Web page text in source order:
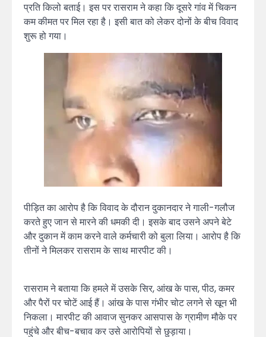
प्रति किलो बताई। इस पर रासराम ने कहा कि दूसरे गांव में चिकन
कम कीमत पर मिल रहा है। इसी बात को लेकर दोनों के बीच विवाद
शुरू हो गया।
पीड़ित का आरोप है कि विवाद के दौरान दुकानदार ने गाली-गलौज
करते हुए जान से मारने की धमकी दी। इसके बाद उसने अपने बेटे
और दुकान में काम करने वाले कर्मचारी को बुला लिया। आरोप है कि
तीनों ने मिलकर रासराम के साथ मारपीट की।
रासराम ने बताया कि हमले में उसके सिर, आंख के पास, पीठ, कमर
और पैरों पर चोटें आई हैं। आंख के पास गंभीर चोट लगने से खून भी
निकला। मारपीट की आवाज सुनकर आसपास के ग्रामीण मौके पर
पहुंचे और बीच-बचाव कर उसे आरोपियों से छुड़ाया।